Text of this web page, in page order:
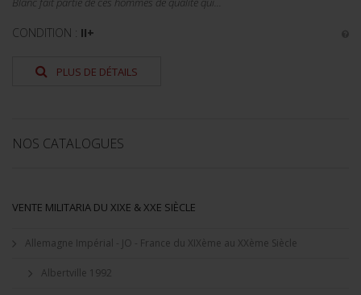
CONDITION : II+
PLUS DE DÉTAILS
NOS CATALOGUES
VENTE MILITARIA DU XIXE & XXE SIÈCLE
Allemagne Impérial - JO - France du XIXème au XXème Siècle
Albertville 1992